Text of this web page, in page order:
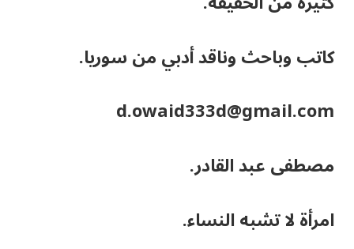
كاتب وباحث وناقد أدبي من سوريا.
d.owaid333d@gmail.com
مصطفى عبد القادر.
امرأة لا تشبه النساء.